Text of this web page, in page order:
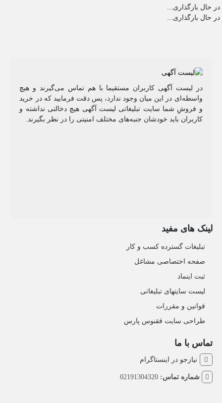
در حال بارگذاری...
در حال بارگذاری...
در لیست آگهی کاربران مستقیما با هم تماس می‌گیرند و هیچ
واسطه‌ای در این میان وجود ندارد، پس دقت فرمایید که در خرید
و فروشِ شما سایت تبلیغاتی لیست آگهی هیچ دخالتی نداشته و
کاربران باید خودشان جنبه‌های مختلف امنیتی را در نظر بگیرند.
لینک های مفید
تبلیغات گسترده کسب و کار
صفحه اختصاصی مشاغل
ثبت اینماد
لیست سایتهای تبلیغاتی
قوانین و مقررات
طراحی سایت ققنوس پارس
تماس با ما
نیازجو در اینستاگرام
شماره تماس:02191304320